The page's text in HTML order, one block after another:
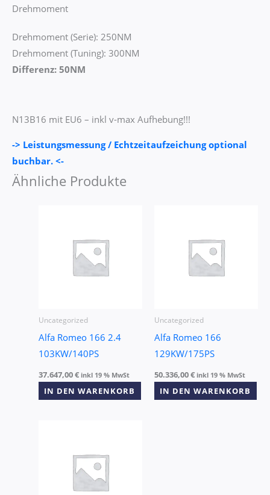
Drehmoment
Drehmoment (Serie): 250NM
Drehmoment (Tuning): 300NM
Differenz: 50NM
N13B16 mit EU6 – inkl v-max Aufhebung!!!
-> Leistungsmessung / Echtzeitaufzeichung optional
buchbar. <-
Ähnliche Produkte
Uncategorized
Alfa Romeo 166 2.4
103KW/140PS
37.647,00€ inkl 19 % MwSt
IN DEN WARENKORB
Uncategorized
Alfa Romeo 166
129KW/175PS
50.336,00€ inkl 19 % MwSt
IN DEN WARENKORB